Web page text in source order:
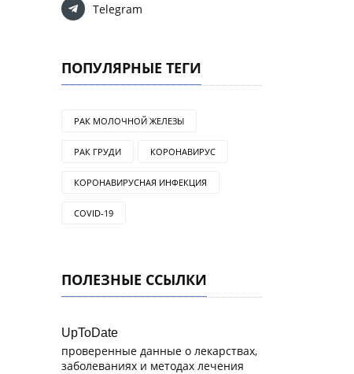
Telegram
ПОПУЛЯРНЫЕ ТЕГИ
РАК МОЛОЧНОЙ ЖЕЛЕЗЫ
РАК ГРУДИ КОРОНАВИРУС
КОРОНАВИРУСНАЯ ИНФЕКЦИЯ
COVID-19
ПОЛЕЗНЫЕ ССЫЛКИ
UpToDate
проверенные данные о лекарствах,
заболеваниях и методах лечения